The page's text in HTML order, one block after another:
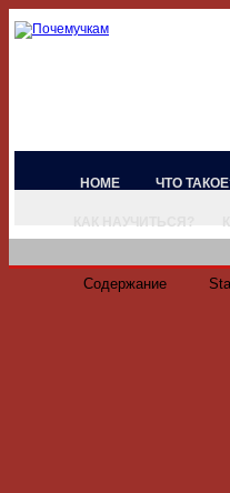
HOME ЧТО
КАК НАУЧИТЬСЯ?
Содержание